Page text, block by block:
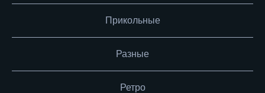
Прикольные
Разные
Ретро